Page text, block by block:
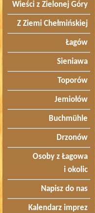
Wieści z Zielonej Góry
Z Ziemi Chełmińskiej
Łagów
Sieniawa
Toporów
Jemiołów
Buchmühle
Drzonów
Osoby z Łagowa
i okolic
Napisz do nas
Kalendarz imprez